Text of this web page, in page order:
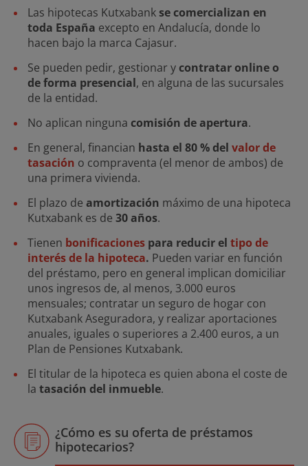
Las hipotecas Kutxabankse comercializan en
toda España excepto en Andalucía, donde lo
hacen bajo la marca Cajasur.
Se pueden pedir, gestionar ycontratar online o
de forma presencial, en alguna de las sucursales
de la entidad.
No aplican ninguna comisión de apertura.
En general, financian hasta el 80 % del valor de
tasación o compraventa (el menor de ambos) de
una primera vivienda.
El plazo de amortización máximo de una hipoteca
Kutxabank es de 30 años.
Tienen bonificaciones para reducir el tipo de
interés de la hipoteca. Pueden variar en función
del préstamo, pero en general implican domiciliar
unos ingresos de, al menos, 3.000 euros
mensuales; contratar un seguro de hogar con
Kutxabank Aseguradora, y realizar aportaciones
anuales, iguales o superiores a 2.400 euros, a un
Plan de Pensiones Kutxabank.
El titular de la hipoteca es quien abona el coste de
la tasación del inmueble.
¿Cómo es su oferta de préstamos
hipotecarios?